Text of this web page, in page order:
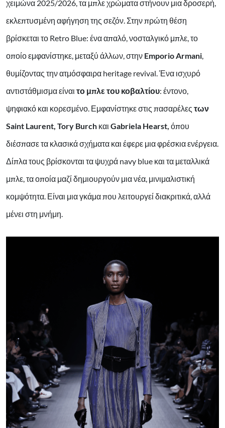
χειμώνα 2025/2026, τα μπλε χρώματα στήνουν μια δροσερή,
εκλεπτυσμένη αφήγηση της σεζόν. Στην πρώτη θέση
βρίσκεται το Retro Blue: ένα απαλό, νοσταλγικό μπλε, το
οποίο εμφανίστηκε, μεταξύ άλλων, στην Emporio Armani,
θυμίζοντας την ατμόσφαιρα heritage revival. Ένα ισχυρό
αντιστάθμισμα είναι το μπλε του κοβαλτίου: έντονο,
ψηφιακό και κορεσμένο. Εμφανίστηκε στις πασαρέλες των
Saint Laurent, Tory Burch και Gabriela Hearst, όπου
διέσπασε τα κλασικά σχήματα και έφερε μια φρέσκια ενέργεια.
Δίπλα τους βρίσκονται τα ψυχρά navy blue και τα μεταλλικά
μπλε, τα οποία μαζί δημιουργούν μια νέα, μινιμαλιστική
κομψότητα. Είναι μια γκάμα που λειτουργεί διακριτικά, αλλά
μένει στη μνήμη.